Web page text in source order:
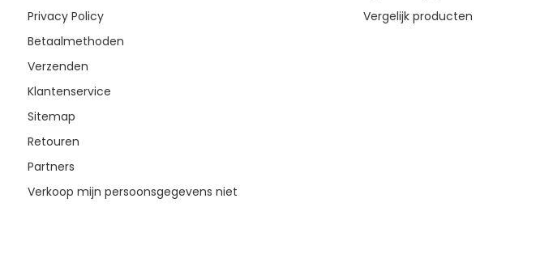
Privacy Policy
Betaalmethoden
Verzenden
Klantenservice
Sitemap
Retouren
Partners
Verkoop mijn persoonsgegevens niet
Vergelijk producten